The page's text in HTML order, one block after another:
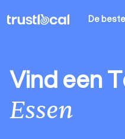
De
Vind een
Essen